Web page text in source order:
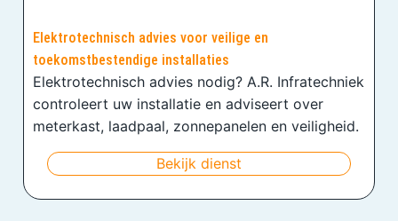
Elektrotechnisch advies voor veilige en
toekomstbestendige installaties
Elektrotechnisch advies nodig? A.R. Infratechniek
controleert uw installatie en adviseert over
meterkast, laadpaal, zonnepanelen en veiligheid.
Bekijk dienst